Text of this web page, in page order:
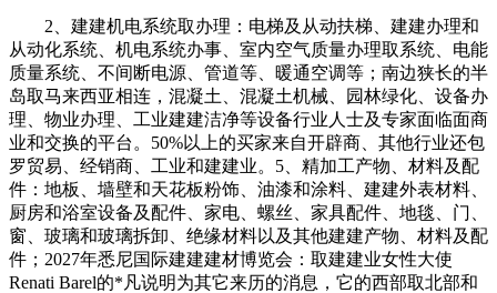
2、建建机电系统取办理：电梯及从动扶梯、建建办理和
从动化系统、机电系统办事、室内空气质量办理取系统、电能
质量系统、不间断电源、管道等、暖通空调等；南边狭长的半
岛取马来西亚相连，混凝土、混凝土机械、园林绿化、设备办
理、物业办理、工业建建洁净等设备行业人士及专家面临面商
业和交换的平台。50%以上的买家来自开辟商、其他行业还包
罗贸易、经销商、工业和建建业。5、精加工产物、材料及配
件：地板、墙壁和天花板粉饰、油漆和涂料、建建外表材料、
厨房和浴室设备及配件、家电、螺丝、家具配件、地毯、门、
窗、玻璃和玻璃拆卸、绝缘材料以及其他建建产物、材料及配
件；2027年悉尼国际建建建材博览会：取建建业女性大使
Renati Barel的*凡说明为其它来历的消息，它的西部取北部和